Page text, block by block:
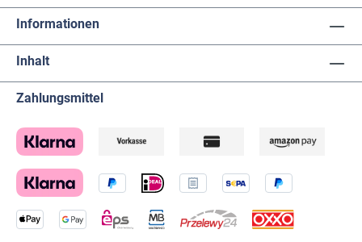
Informationen
Inhalt
Zahlungsmittel